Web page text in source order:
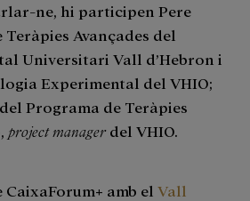
ne, hi participen Pere
Avançades del
Universitari Vall d’Hebron i
Experimental del VHIO;
Programa de Teràpies
project managerdel VHIO.
CaixaForum+ amb elVall